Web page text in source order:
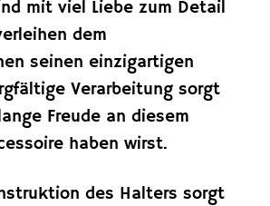
mit viel Liebe zum Detail
dem
seinen einzigartigen
Verarbeitung sorgt
Freude an diesem
haben wirst.
des Halters sorgt